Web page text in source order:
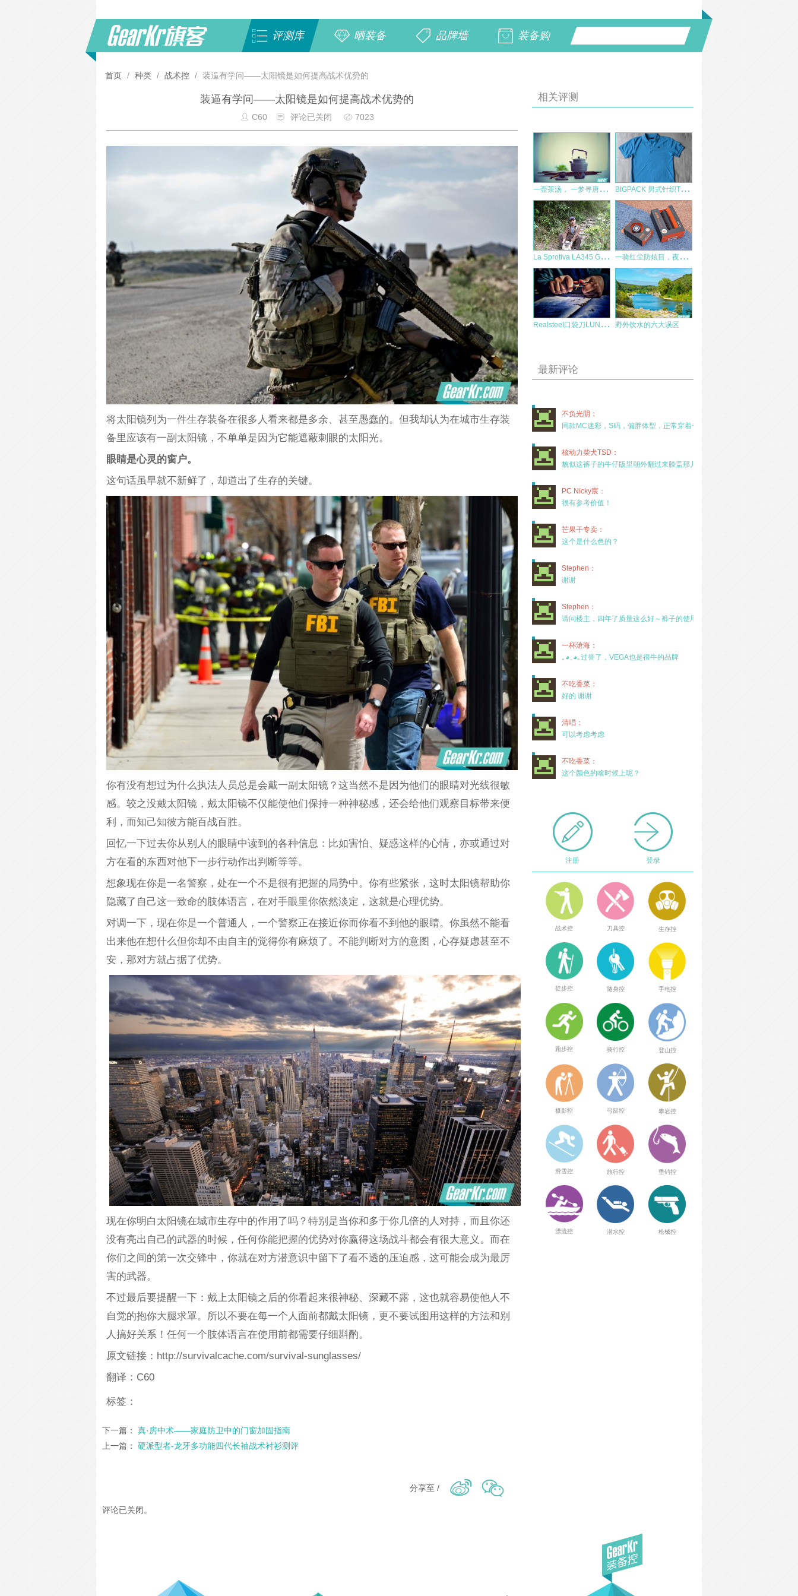
评测库 晒装备 品牌墙 装备购
首页 / 种类 / 战术控 / 装逼有学问——太阳镜是如何提高战术优势的
装逼有学问——太阳镜是如何提高战术优势的
C60 评论已关闭 7023
将太阳镜列为一件生存装备在很多人看来都是多余、甚至愚蠢的。但我却认为在城市生存装
备里应该有一副太阳镜，不单单是因为它能遮蔽刺眼的太阳光。
眼睛是心灵的窗户。
这句话虽早就不新鲜了，却道出了生存的关键。
你有没有想过为什么执法人员总是会戴一副太阳镜？这当然不是因为他们的眼睛对光线很敏
感。较之没戴太阳镜，戴太阳镜不仅能使他们保持一种神秘感，还会给他们观察目标带来便
利，而知己知彼方能百战百胜。
回忆一下过去你从别人的眼睛中读到的各种信息：比如害怕、疑惑这样的心情，亦或通过对
方在看的东西对他下一步行动作出判断等等。
想象现在你是一名警察，处在一个不是很有把握的局势中。你有些紧张，这时太阳镜帮助你
隐藏了自己这一致命的肢体语言，在对手眼里你依然淡定，这就是心理优势。
对调一下，现在你是一个普通人，一个警察正在接近你而你看不到他的眼睛。你虽然不能看
出来他在想什么但你却不由自主的觉得你有麻烦了。不能判断对方的意图，心存疑虑甚至不
安，那对方就占据了优势。
现在你明白太阳镜在城市生存中的作用了吗？特别是当你和多于你几倍的人对持，而且你还
没有亮出自己的武器的时候，任何你能把握的优势对你赢得这场战斗都会有很大意义。而在
你们之间的第一次交锋中，你就在对方潜意识中留下了看不透的压迫感，这可能会成为最厉
害的武器。
不过最后要提醒一下：戴上太阳镜之后的你看起来很神秘、深藏不露，这也就容易使他人不
自觉的抱你大腿求罩。所以不要在每一个人面前都戴太阳镜，更不要试图用这样的方法和别
人搞好关系！任何一个肢体语言在使用前都需要仔细斟酌。
原文链接：http://survivalcache.com/survival-sunglasses/
翻译：C60
标签：
下一篇： 真·房中术——家庭防卫中的门窗加固指南
上一篇： 硬派型者-龙牙多功能四代长袖战术衬衫测评
分享至 /
评论已关闭。
相关评测
一
壶茶汤， 一梦寻唐–爱路客1.3L寻唐水壶 B
IGPACK 男式针织T恤衫 BPG0003 体验报告
L
a Sprotiva LA345 GM Vibram 徒步鞋测试报告 一
骑红尘防炫目，夜行安全来守护！迈极炫RN900&RN120车/尾灯体验
R
ealsteel口袋刀LUNA简评 野外饮水的六大误区
最新评论
不负光阴：
同款MC迷彩，S码，偏胖体型，正常穿着一年半，没
核动力柴犬TSD：
貌似这裤子的牛仔版里朝外翻过来膝盖那儿有放护膝的
PC Nicky宸：
很有参考价值！
芒果干专卖：
这个是什么色的？
Stephen：
谢谢
Stephen：
请问楼主，四年了质量这么好～裤子的使用率高吗？
一杯滄海：
｡◕‿◕｡过誉了，VEGA也是很牛的品牌
不吃香菜：
好的 谢谢
清唱：
可以考虑考虑
不吃香菜：
这个颜色的啥时候上呢？
注册 登录
战术控 刀具控 生存控
徒步控 随身控 手电控
跑步控 骑行控 登山控
摄影控 弓箭控 攀岩控
滑雪控 旅行控 垂钓控
漂流控 潜水控 枪械控